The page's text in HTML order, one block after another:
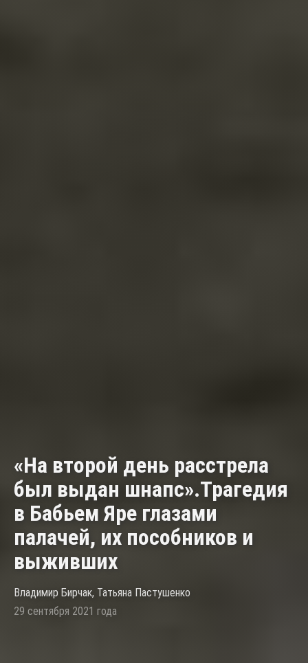
«На второй день расстрела
был выдан шнапс».Трагедия
в Бабьем Яре глазами
палачей, их пособников и
выживших
Владимир Бирчак, Татьяна Пастушенко
29 сентября 2021 года